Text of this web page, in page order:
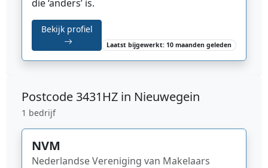
die ‘anders’ is.
Bekijk profiel
Laatst bijgewerkt: 10 maanden geleden
Postcode 3431HZ in Nieuwegein
1 bedrijf
NVM
Nederlandse Vereniging van Makelaars